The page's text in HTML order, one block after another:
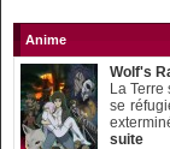
Anime
Wolf's
La
se
suite